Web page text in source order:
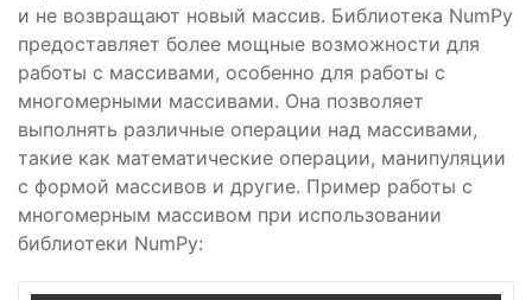
и не возвращают новый массив. Библиотека NumPy
предоставляет более мощные возможности для
работы с массивами, особенно для работы с
многомерными массивами. Она позволяет
выполнять различные операции над массивами,
такие как математические операции, манипуляции
с формой массивов и другие. Пример работы с
многомерным массивом при использовании
библиотеки NumPy: